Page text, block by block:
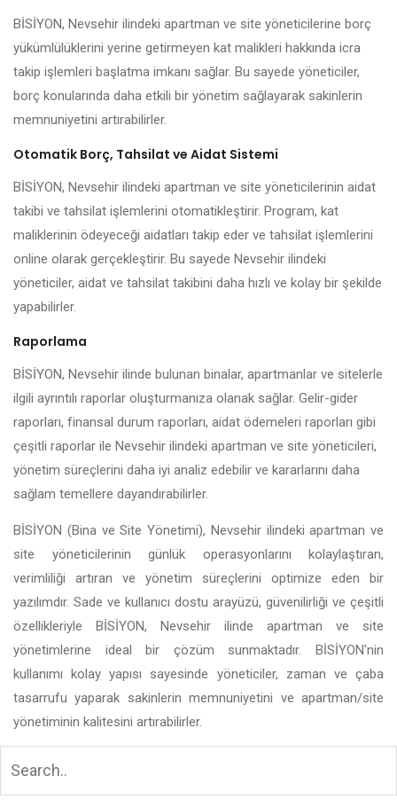
BİSİYON, Nevsehir ilindeki apartman ve site yöneticilerine borç
yükümlülüklerini yerine getirmeyen kat malikleri hakkında icra
takip işlemleri başlatma imkanı sağlar. Bu sayede yöneticiler,
borç konularında daha etkili bir yönetim sağlayarak sakinlerin
memnuniyetini artırabilirler.
Otomatik Borç, Tahsilat ve Aidat Sistemi
BİSİYON, Nevsehir ilindeki apartman ve site yöneticilerinin aidat
takibi ve tahsilat işlemlerini otomatikleştirir. Program, kat
maliklerinin ödeyeceği aidatları takip eder ve tahsilat işlemlerini
online olarak gerçekleştirir. Bu sayede Nevsehir ilindeki
yöneticiler, aidat ve tahsilat takibini daha hızlı ve kolay bir şekilde
yapabilirler.
Raporlama
BİSİYON, Nevsehir ilinde bulunan binalar, apartmanlar ve sitelerle
ilgili ayrıntılı raporlar oluşturmanıza olanak sağlar. Gelir-gider
raporları, finansal durum raporları, aidat ödemeleri raporları gibi
çeşitli raporlar ile Nevsehir ilindeki apartman ve site yöneticileri,
yönetim süreçlerini daha iyi analiz edebilir ve kararlarını daha
sağlam temellere dayandırabilirler.
BİSİYON (Bina ve Site Yönetimi), Nevsehir ilindeki apartman ve
site yöneticilerinin günlük operasyonlarını kolaylaştıran,
verimliliği artıran ve yönetim süreçlerini optimize eden bir
yazılımdır. Sade ve kullanıcı dostu arayüzü, güvenilirliği ve çeşitli
özellikleriyle BİSİYON, Nevsehir ilinde apartman ve site
yönetimlerine ideal bir çözüm sunmaktadır. BİSİYON'nin
kullanımı kolay yapısı sayesinde yöneticiler, zaman ve çaba
tasarrufu yaparak sakinlerin memnuniyetini ve apartman/site
yönetiminin kalitesini artırabilirler.